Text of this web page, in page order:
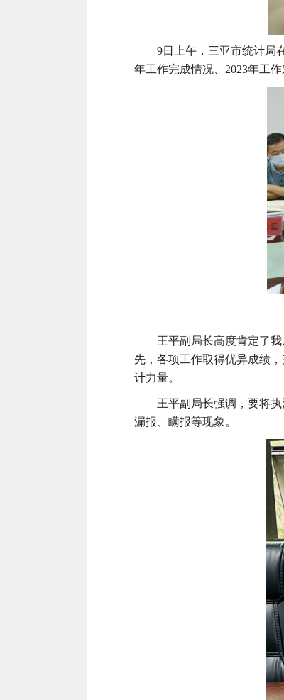
9日上午，三亚市统计局
年工作完成情况、2023年工
王平副局长高度肯定了
先，各项工作取得优异成绩
计力量。
王平副局长强调，要将
漏报、瞒报等现象。